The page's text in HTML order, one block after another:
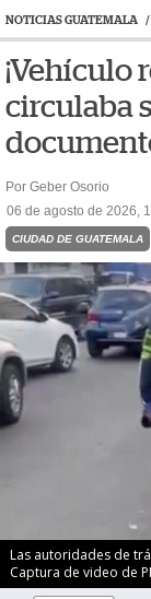
NOTICIAS GUATEMALA /
¡Vehículo
circulaba
Por Geber Osorio
06 de agosto de 2026,
CIUDAD DE GUATEMALA
Las autoridades de
Captura de video de